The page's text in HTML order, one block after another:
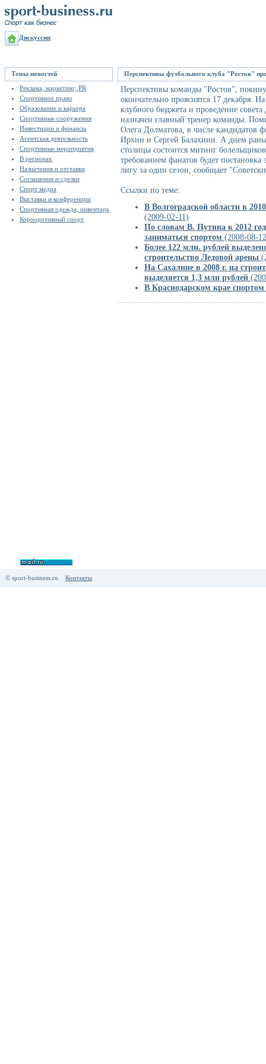
Дискуссии
Темы новостей
Реклама, маркетинг, PR
Спортивное право
Образование и карьера
Спортивные сооружения
Инвестиции и финансы
Агентская деятельность
Спортивные мероприятия
В регионах
Назначения и отставки
Соглашения и сделки
Спорт медиа
Выставки и конференции
Спортивная одежда, инвентарь
Корпоротивный спорт
Перспективы футбольного клуба "Ростов"
Перспективы команды "Ростов",
окончательно прояснятся 17 декабря.
клубного бюджета и проведение
назначен главный тренер команды.
Олега Долматова , в числе кандидатов
Ирхин и Сергей Балахнин . А днем
столицы состоится митинг
требованием фанатов будет
лигу за один сезон, сообщает
Ссылки по теме:
В Волгоградской области в
(2009-02-11)
По словам В. Путина к 2012
заниматься спортом (2008-08-
Более 122 млн. рублей
строительство Ледовой арены
На Сахалине в 2008 г. на
выделяется 1,3 млн рублей
В Краснодарском крае
© sport-business.ru Контакты